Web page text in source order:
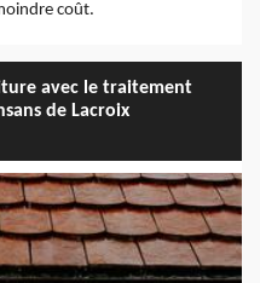
coût.
avec le traitement
de Lacroix